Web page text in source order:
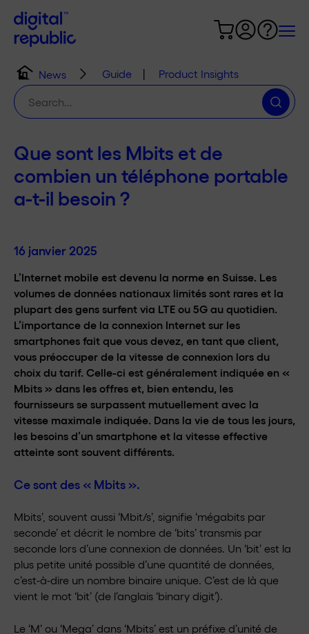
News Guide |
Product Insights
Chercher
:
Que sont les Mbits et de
combien un téléphone portable
a-t-il besoin ?
16 janvier 2025
L’Internet mobile est devenu la norme en Suisse. Les
volumes de données nationaux limités sont rares et la
plupart des gens surfent via LTE ou 5G au quotidien.
L’importance de la connexion Internet sur les
smartphones fait que vous devez, en tant que client,
vous préoccuper de la vitesse de connexion lors du
choix du tarif. Celle-ci est généralement indiquée en «
Mbits » dans les offres et, bien entendu, les
fournisseurs se surpassent mutuellement avec la
vitesse maximale indiquée. Dans la vie de tous les jours,
les besoins d’un smartphone et la vitesse effective
atteinte sont souvent différents.
Ce sont des « Mbits ».
Mbits’, souvent aussi ‘Mbit/s’, signifie ‘mégabits par
seconde’ et décrit le nombre de ‘bits’ transmis par
seconde lors d’une connexion de données. Un ‘bit’ est la
plus petite unité possible d’une quantité de données,
c’est-à-dire un nombre binaire unique. C’est de là que
vient le mot ‘bit’ (de l’anglais ‘binary digit’).
Le ‘M’ ou ‘Mega’ dans ‘Mbits’ est un préfixe d’unité de